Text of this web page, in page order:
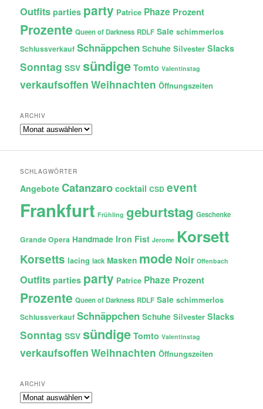
Outfits parties party Patrice Phaze Prozent
Prozente Queen of Darkness RDLF Sale schimmerlos
Schlussverkauf Schnäppchen Schuhe Silvester Slacks
Sonntag SSV sündige Tomto Valentinstag
verkaufsoffen Weihnachten Öffnungszeiten
ARCHIV
Archiv
SCHLAGWÖRTER
Angebote Catanzaro cocktail CSD event
Frankfurt Frühling geburtstag Geschenke
Grande Opera Handmade Iron Fist Jerome Korsett
Korsetts lacing lack Masken mode Noir Offenbach
Outfits parties party Patrice Phaze Prozent
Prozente Queen of Darkness RDLF Sale schimmerlos
Schlussverkauf Schnäppchen Schuhe Silvester Slacks
Sonntag SSV sündige Tomto Valentinstag
verkaufsoffen Weihnachten Öffnungszeiten
ARCHIV
Archiv